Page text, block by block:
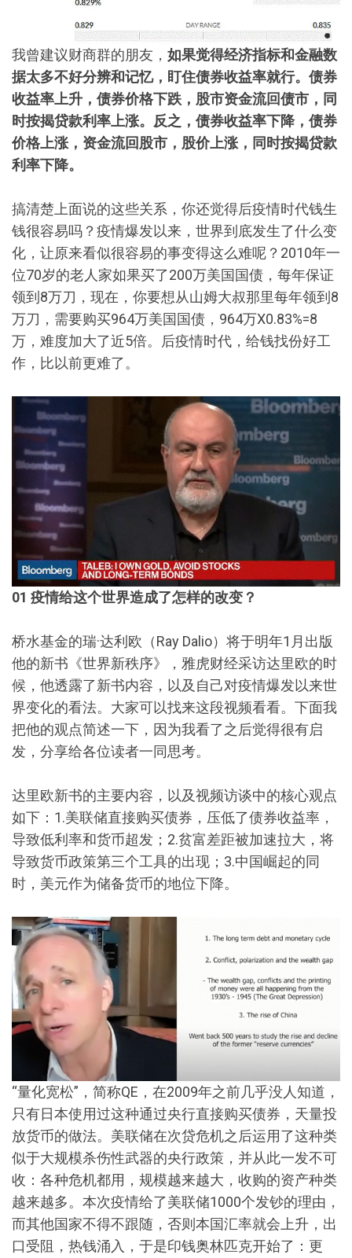
我曾建议财商群的朋友， 如果觉得经济指标和金融数
据太多不好分辨和记忆，盯住债券收益率就行。债券
收益率上升，债券价格下跌，股市资金流回债市，同
时按揭贷款利率上涨。反之，债券收益率下降，债券
价格上涨，资金流回股市，股价上涨，同时按揭贷款
利率下降。
搞清楚上面说的这些关系，你还觉得后疫情时代钱生
钱很容易吗？疫情爆发以来，世界到底发生了什么变
化，让原来看似很容易的事变得这么难呢？2010年一
位70岁的老人家如果买了200万美国国债，每年保证
领到8万刀，现在，你要想从山姆大叔那里每年领到8
万刀，需要购买964万美国国债，964万X0.83%=8
万，难度加大了近5倍。后疫情时代，给钱找份好工
作，比以前更难了。
01 疫情给这个世界造成了怎样的改变？
桥水基金的瑞·达利欧（Ray Dalio）将于明年1月出版
他的新书《世界新秩序》，雅虎财经采访达里欧的时
候，他透露了新书内容，以及自己对疫情爆发以来世
界变化的看法。大家可以找来这段视频看看。下面我
把他的观点简述一下，因为我看了之后觉得很有启
发，分享给各位读者一同思考。
达里欧新书的主要内容，以及视频访谈中的核心观点
如下：1.美联储直接购买债券，压低了债券收益率，
导致低利率和货币超发；2.贫富差距被加速拉大，将
导致货币政策第三个工具的出现；3.中国崛起的同
时，美元作为储备货币的地位下降。
“量化宽松”，简称QE，在2009年之前几乎没人知道，
只有日本使用过这种通过央行直接购买债券，天量投
放货币的做法。美联储在次贷危机之后运用了这种类
似于大规模杀伤性武器的央行政策，并从此一发不可
收：各种危机都用，规模越来越大，收购的资产种类
越来越多。本次疫情给了美联储1000个发钞的理由，
而其他国家不得不跟随，否则本国汇率就会上升，出
口受阻，热钱涌入，于是印钱奥林匹克开始了：更